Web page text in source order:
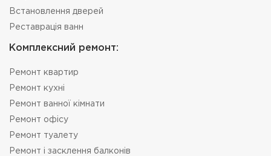
Встановлення дверей
Реставрація ванн
Комплексний ремонт:
Ремонт квартир
Ремонт кухні
Ремонт ванної кімнати
Ремонт офісу
Ремонт туалету
Ремонт і засклення балконів